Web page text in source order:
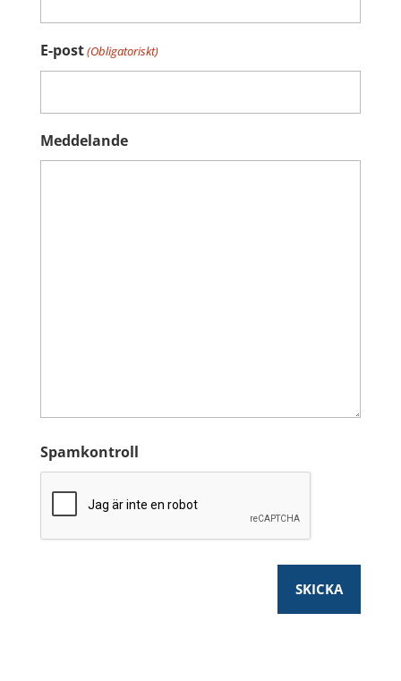
E-post(Obligatoriskt)
Meddelande
Spamkontroll